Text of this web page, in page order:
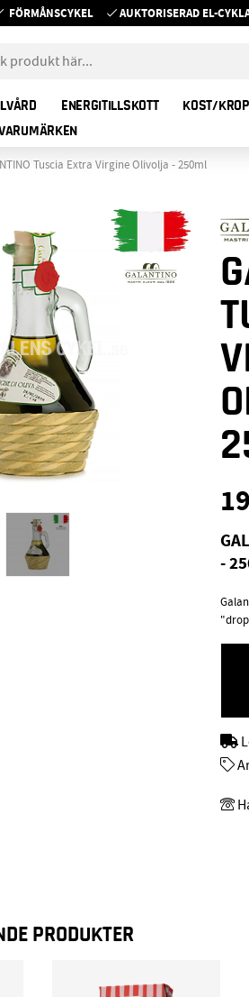
FÖRMÅNSCYKEL AUKTORISERAD EL-
ENERGITILLSKOTT KOST/
Tuscia Extra Virgine Olivolja - 250ml
-
PRODUKTER